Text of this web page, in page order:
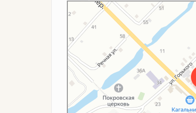
Яндекс Карты
Красноармейская улица, 56 — Яндекс Карты